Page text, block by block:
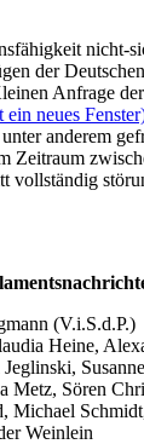
nicht-
der
Anfrage
neues
anderem
Zeitraum
vollständig
(V.i.S.d.P.)
Heine,
Metz, Sören
Michael
Weinlein